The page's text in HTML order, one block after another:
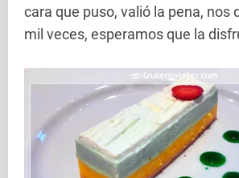
cara que puso, valió la pena, nos
mil veces, esperamos que la